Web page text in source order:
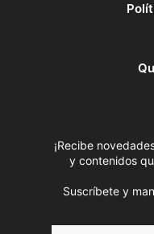
¡Recibe
y contenidos
Suscríbete y